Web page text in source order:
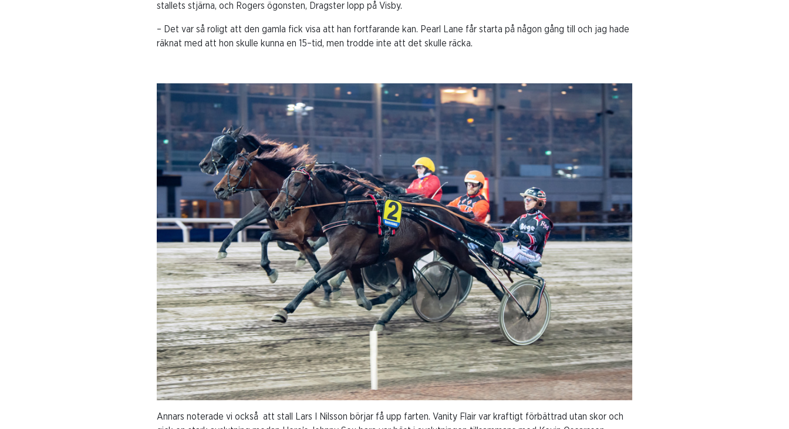
stallets stjärna, och Rogers ögonsten, Dragster lopp på Visby.
– Det var så roligt att den gamla fick visa att han fortfarande kan. Pearl Lane får starta på någon gång till och jag hade
räknat med att hon skulle kunna en 15–tid, men trodde inte att det skulle räcka.
Annars noterade vi också att stall Lars I Nilsson börjar få upp farten. Vanity Flair var kraftigt förbättrad utan skor och